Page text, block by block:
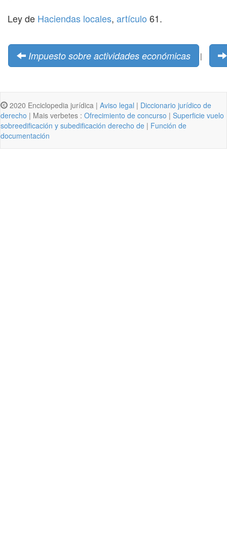
Ley de Haciendas locales, artículo 61.
Impuesto sobre actividades económicas |
2020 Enciclopedia jurídica | Aviso legal | Diccionario jurídico de
derecho | Mais verbetes : Ofrecimiento de concurso | Superficie vuelo
sobreedificación y subedificación derecho de | Función de
documentación